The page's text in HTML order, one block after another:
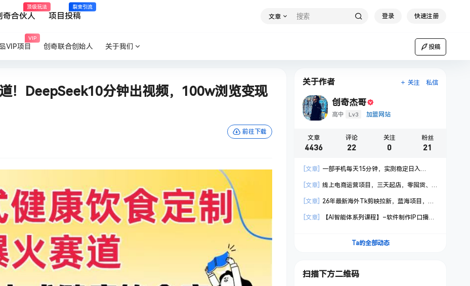
奇合伙人
顶级玩法
项目投稿
裂变引流
文章 登录 快速注册
VIP项目
VIP
创奇联合创始人 关于我们 投稿
！DeepSeek10分钟出视频，100w浏览变现
前往下载
关于作者 关注 私信
创奇杰哥
高中 Lv3 加盟网站
文章
4436
评论
22
关注
0
粉丝
21
[文章]
一部手机每天15分钟，实测稳定日入
[文章]
线上电商运营项目，三天起店，零囤货、
作战规划
[文章]
26年最新海外Tk剪映拉新，蓝海项目，会
[文章]
【AI智能体系列课程】–软件制作IP口播视
频，轻松起号，日入1000+
Ta的全部动态
扫描下方二维码